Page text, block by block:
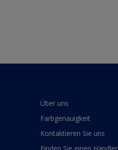
Über uns
Farbgenauigkeit
Kontaktieren Sie uns